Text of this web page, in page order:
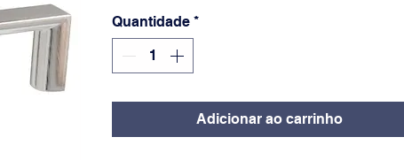
Quantidade *
Adicionar ao carrinho